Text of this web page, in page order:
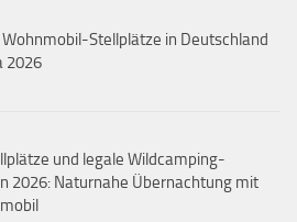
Stellplätze in Deutschland
2026
und legale Wildcamping-
2026: Naturnahe Übernachtung mit